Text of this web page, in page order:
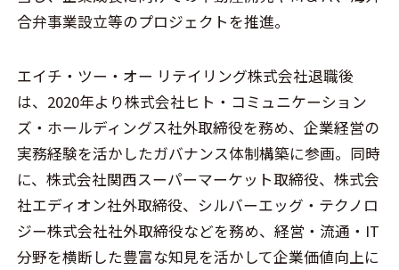
合弁事業設立等のプロジェクトを推進。
エイチ・ツー・オー リテイリング株式会社退職後
は、2020年より株式会社ヒト・コミュニケーション
ズ・ホールディングス社外取締役を務め、企業経営の
実務経験を活かしたガバナンス体制構築に参画。同時
に、株式会社関西スーパーマーケット取締役、株式会
社エディオン社外取締役、シルバーエッグ・テクノロ
ジー株式会社社外取締役などを務め、経営・流通・IT
分野を横断した豊富な知見を活かして企業価値向上に